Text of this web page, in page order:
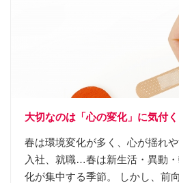
大切なのは「心の変化」に気付
春は環境変化が多く、心が揺れや
入社、就職…春は新生活・異動
化が集中する季節。 しかし、前